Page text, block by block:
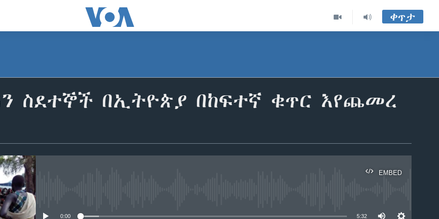
ቀጥታ
ስደተኞች በኢትዮጵያ በከፍተኛ ቁጥር እየጨመረ
EMBED
0:00 5:32